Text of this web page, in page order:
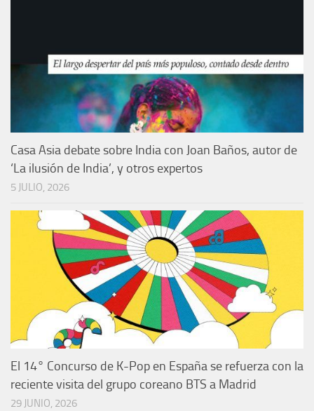
Casa Asia debate sobre India con Joan Baños, autor de
‘La ilusión de India’, y otros expertos
5 JULIO, 2026
El 14° Concurso de K-Pop en España se refuerza con la
reciente visita del grupo coreano BTS a Madrid
29 JUNIO, 2026